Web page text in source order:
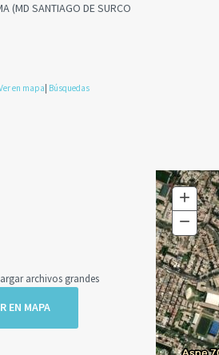
(MD SANTIAGO DE SURCO
en mapa Búsquedas
archivos grandes
EN MAPA
+
In
−